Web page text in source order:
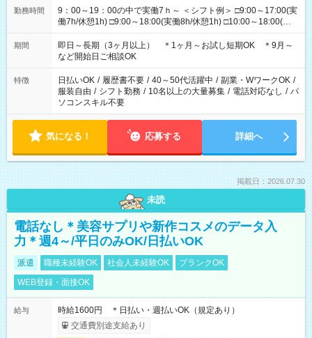
勤務時間
9：00～19：00の中で実働7ｈ～ ＜シフト例＞ □9:00～17:00(実
働7h/休憩1h) □9:00～18:00(実働8h/休憩1h) □10:00～18:00(実
働7h/休憩1h) □10:00～19:00(実働8h/休憩1h) ＊時間固定ＯＫ
期間
即日～長期（3ヶ月以上） ＊1ヶ月～お試し短期OK ＊9月～
など開始日ご相談OK
特徴 日払いOK / 履歴書不要 / 40～50代活躍中 / 副業・WワークOK /
服装自由 / シフト勤務 / 10名以上の大量募集 / 電話対応なし / パ
ソコンスキル不要
気になる！ 応募する 詳細へ
掲載日：2026.07.30
未読
電話なし＊美容サプリや新作コスメのデータ入
力＊週4～/平日のみOK/日払いOK
派遣 職種未経験OK 社会人未経験OK
ブランクOK
WEB登録・面接OK
給与
時給1600円 ＊日払い・週払いOK（規定あり）
交通費別途支給あり